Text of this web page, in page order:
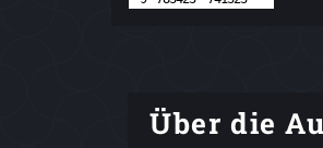
Über die